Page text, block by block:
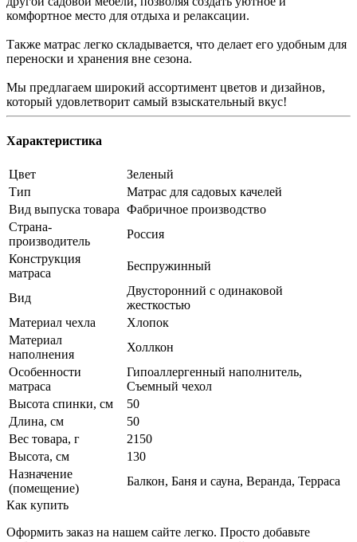
комфортное место для отдыха и релаксации.
Также матрас легко складывается, что делает его удобным для
переноски и хранения вне сезона.
Мы предлагаем широкий ассортимент цветов и дизайнов,
который удовлетворит самый взыскательный вкус!
Характеристика
Цвет
Зеленый
Тип
Матрас для садовых качелей
Вид выпуска товара Фабричное производство
Страна-
производитель
Россия
Конструкция
матраса
Беспружинный
Вид
Двусторонний с одинаковой
жесткостью
Материал чехла
Хлопок
Материал
наполнения
Холлкон
Особенности
матраса
Гипоаллергенный наполнитель,
Съемный чехол
Высота спинки, см
50
Длина, см
50
Вес товара, г
2150
Высота, см
130
Назначение
(помещение)
Балкон, Баня и сауна, Веранда, Терраса
Как купить
Оформить заказ на нашем сайте легко. Просто добавьте